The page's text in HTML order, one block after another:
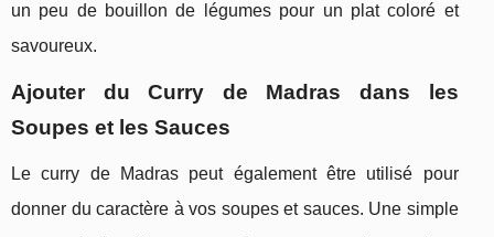
un peu de bouillon de légumes pour un plat coloré et
savoureux.
Ajouter du Curry de Madras dans les
Soupes et les Sauces
Le curry de Madras peut également être utilisé pour
donner du caractère à vos soupes et sauces. Une simple